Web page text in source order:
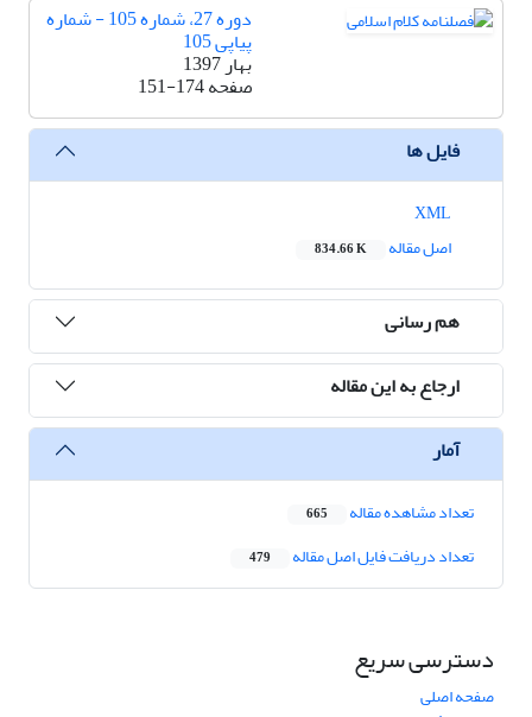
دوره 27، شماره 105 - شماره
پیاپی 105
بهار 1397
صفحه151-174
فایل ها
اصل مقاله
834.66 K
هم رسانی
ارجاع به این مقاله
آمار
تعداد مشاهده مقاله 665
تعداد دریافت فایل اصل مقاله 479
دسترسی سریع
صفحه اصلی